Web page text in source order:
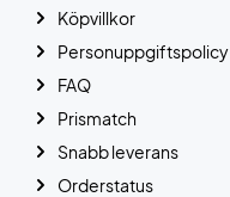
Köpvillkor
Personuppgiftspolicy
FAQ
Prismatch
Snabb leverans
Orderstatus